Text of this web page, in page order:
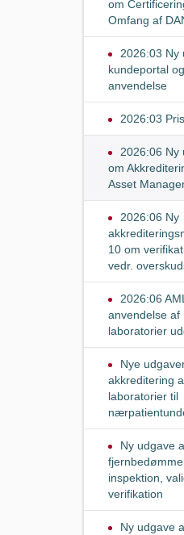
om
Omfang af
2026:03 Ny
kundeportal
anvendelse
2026:03
2026:06 Ny
om
Asset
2026:06 Ny
10 om
vedr.
2026:06
anvendelse af
laboratorier
Nye
akkreditering
laboratorier til
Ny udgave
inspektion,
verifikation
Ny udgave